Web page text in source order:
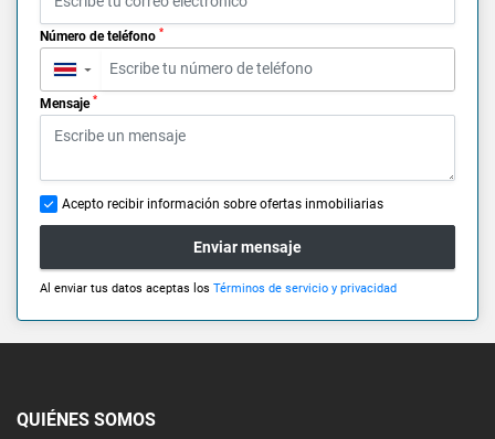
Número de teléfono *
▼
Mensaje *
Acepto recibir información sobre ofertas inmobiliarias
Enviar mensaje
Al enviar tus datos aceptas los Términos de servicio y privacidad
QUIÉNES SOMOS